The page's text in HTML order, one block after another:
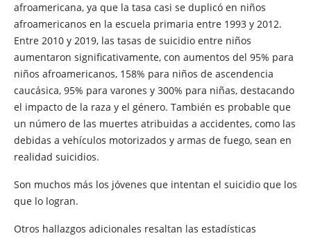
afroamericana, ya que la tasa casi se duplicó en niños
afroamericanos en la escuela primaria entre 1993 y 2012.
Entre 2010 y 2019, las tasas de suicidio entre niños
aumentaron significativamente, con aumentos del 95% para
niños afroamericanos, 158% para niños de ascendencia
caucásica, 95% para varones y 300% para niñas, destacando
el impacto de la raza y el género. También es probable que
un número de las muertes atribuidas a accidentes, como las
debidas a vehículos motorizados y armas de fuego, sean en
realidad suicidios.
Son muchos más los jóvenes que intentan el suicidio que los
que lo logran.
Otros hallazgos adicionales resaltan las estadísticas